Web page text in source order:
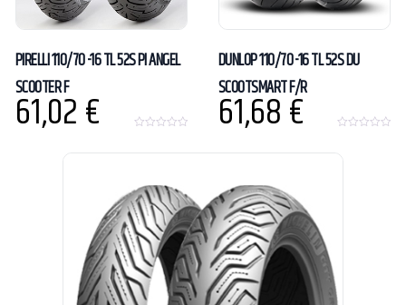
PIRELLI 110/70 -16 TL 52S PI ANGEL
SCOOTER F
61,02€
f
5
DUNLOP 110/70 -16 TL 52S DU
SCOOTSMART F/R
61,68€
u